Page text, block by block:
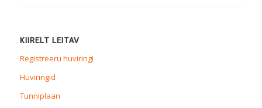
KIIRELT LEITAV
Registreeru huviringi
Huviringid
Tunniplaan